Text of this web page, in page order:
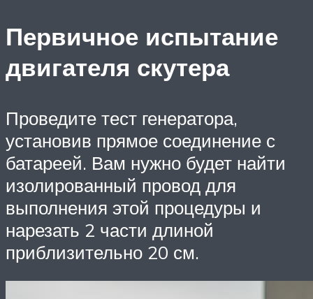
Первичное испытание
двигателя скутера
Проведите тест генератора,
установив прямое соединение с
батареей. Вам нужно будет найти
изолированный провод для
выполнения этой процедуры и
нарезать 2 части длиной
приблизительно 20 см.